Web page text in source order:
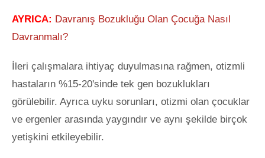
AYRICA: Davranış Bozukluğu Olan Çocuğa Nasıl
Davranmalı?
İleri çalışmalara ihtiyaç duyulmasına rağmen, otizmli
hastaların %15-20'sinde tek gen bozuklukları
görülebilir. Ayrıca uyku sorunları, otizmi olan çocuklar
ve ergenler arasında yaygındır ve aynı şekilde birçok
yetişkini etkileyebilir.